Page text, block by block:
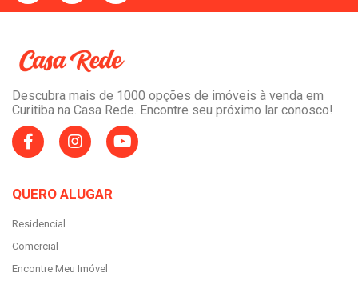
Descubra mais de 1000 opções de imóveis à venda em
Curitiba na Casa Rede. Encontre seu próximo lar conosco!
QUERO ALUGAR
Residencial
Comercial
Encontre Meu Imóvel